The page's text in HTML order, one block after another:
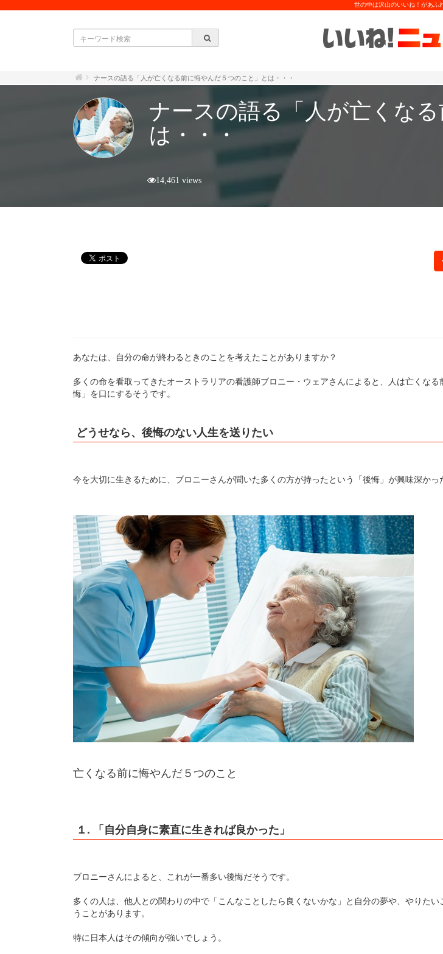
世の中は沢山のいいね！があふ
ナースの語る「人が亡くなる前に悔やんだ５つのこと」とは・・・
ナースの語る「人が亡くな
は・・・
14,461 views
あなたは、自分の命が終わるときのことを考えたことがありますか？
多くの命を看取ってきたオーストラリアの看護師ブロニー・ウェアさんによると、人は亡くなる
悔」を口にするそうです。
どうせなら、後悔のない人生を送りたい
今を大切に生きるために、ブロニーさんが聞いた多くの方が持ったという「後悔」が興味深かっ
亡くなる前に悔やんだ５つのこと
１. 「自分自身に素直に生きれば良かった」
ブロニーさんによると、これが一番多い後悔だそうです。
多くの人は、他人との関わりの中で「こんなことしたら良くないかな」と自分の夢や、やりたい
うことがあります。
特に日本人はその傾向が強いでしょう。